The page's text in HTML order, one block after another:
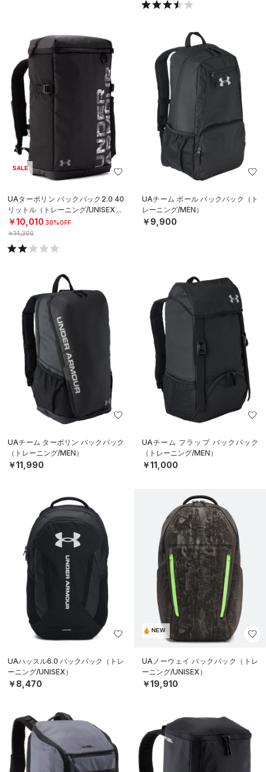
SALE
UAターポリン バックパック2.0 40
リットル（トレーニング/UNISEX）
￥10,010 30%OFF
￥14,300
UAチーム ボール バックパック（ト
レーニング/MEN）
￥9,900
UAチーム ターポリン バックパック
（トレーニング/MEN）
￥11,990
UAチーム フラップ バックパック
（トレーニング/MEN）
￥11,000
UAハッスル6.0 バックパック（トレ
ーニング/UNISEX）
￥8,470
NEW
UAノーウェイ バックパック（トレ
ーニング/UNISEX）
￥19,910